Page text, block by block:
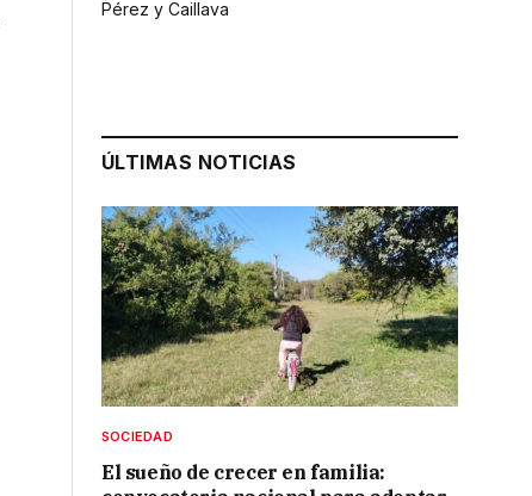
Pérez y Caillava
ÚLTIMAS NOTICIAS
SOCIEDAD
El sueño de crecer en familia: